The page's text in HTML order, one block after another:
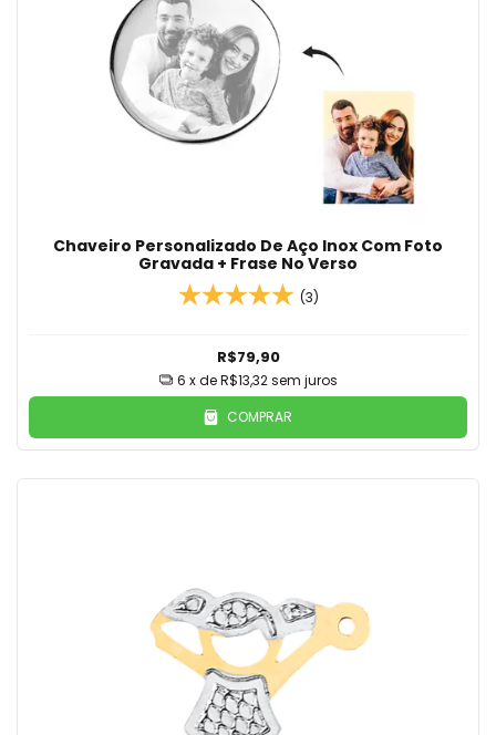
Chaveiro Personalizado De Aço Inox Com Foto
Gravada + Frase No Verso
(3)
R$79,90
6 x deR$13,32 sem juros
COMPRAR